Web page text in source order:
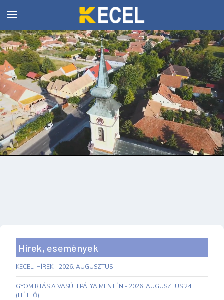
Hírek, események
KECELI HÍREK - 2026. AUGUSZTUS
GYOMIRTÁS A VASÚTI PÁLYA MENTÉN - 2026. AUGUSZTUS 24.
(HÉTFŐ)